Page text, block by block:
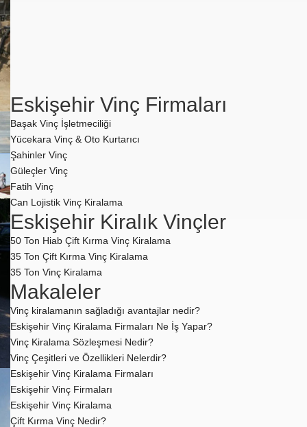
Eskişehir Vinç Firmaları
Başak Vinç İşletmeciliği
Yücekara Vinç & Oto Kurtarıcı
Şahinler Vinç
Güleçler Vinç
Fatih Vinç
Can Lojistik Vinç Kiralama
Eskişehir Kiralık Vinçler
50 Ton Hiab Çift Kırma Vinç Kiralama
35 Ton Çift Kırma Vinç Kiralama
35 Ton Vinç Kiralama
Makaleler
Vinç kiralamanın sağladığı avantajlar nedir?
Eskişehir Vinç Kiralama Firmaları Ne İş Yapar?
Vinç Kiralama Sözleşmesi Nedir?
Vinç Çeşitleri ve Özellikleri Nelerdir?
Eskişehir Vinç Kiralama Firmaları
Eskişehir Vinç Firmaları
Eskişehir Vinç Kiralama
Çift Kırma Vinç Nedir?